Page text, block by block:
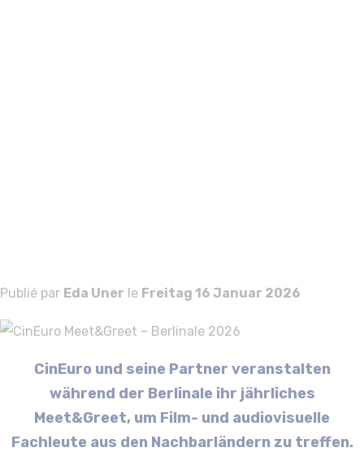
Publié par Eda Uner le Freitag 16 Januar 2026
CinEuro und seine Partner veranstalten
während der Berlinale ihr jährliches
Meet&Greet, um Film- und audiovisuelle
Fachleute aus den Nachbarländern zu treffen.